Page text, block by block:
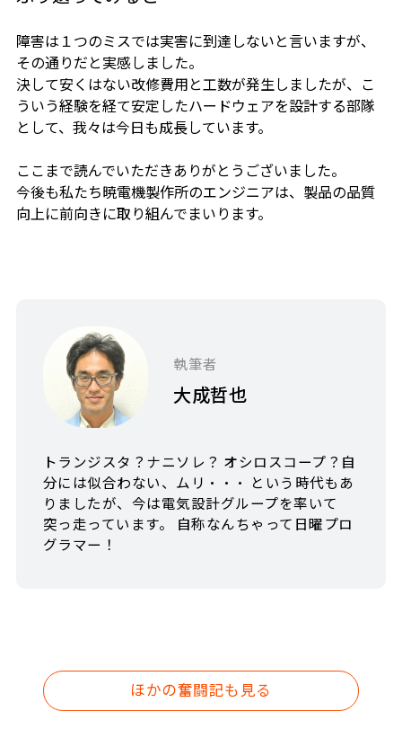
障害は１つのミスでは実害に到達しないと言いますが、
その通りだと実感しました。
決して安くはない改修費用と工数が発生しましたが、こ
ういう経験を経て安定したハードウェアを設計する部隊
として、我々は今日も成長しています。
ここまで読んでいただきありがとうございました。
今後も私たち暁電機製作所のエンジニアは、製品の品質
向上に前向きに取り組んでまいります。
執筆者
大成哲也
トランジスタ？ナニソレ？ オシロスコープ？自
分には似合わない、ムリ・・・ という時代もあ
りましたが、今は電気設計グループを率いて
突っ走っています。 自称なんちゃって日曜プロ
グラマー！
ほかの奮闘記も見る